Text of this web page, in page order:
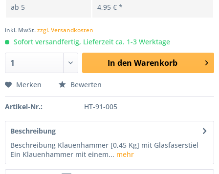
ab 5 4,95 € *
inkl. MwSt.zzgl. Versandkosten
Sofort versandfertig, Lieferzeit ca. 1-3 Werktage
In den Warenkorb
Merken Bewerten
Artikel-Nr.: HT-91-005
Beschreibung
Beschreibung Klauenhammer [0,45 Kg] mit Glasfaserstiel
Ein Klauenhammer mit einem... mehr